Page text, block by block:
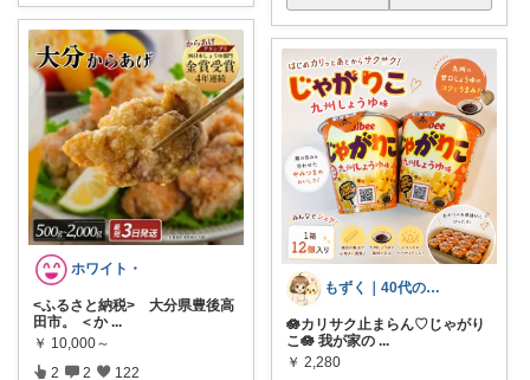
ホワイト・
<ふるさと納税> 大分県豊後高
田市。 ＜か ...
￥ 10,000～
2 2 122
もずく｜40代の暮らし×在宅ワーク
🪷カリサク止まらん♡じゃがり
こ🪷 我が家の ...
￥ 2,280